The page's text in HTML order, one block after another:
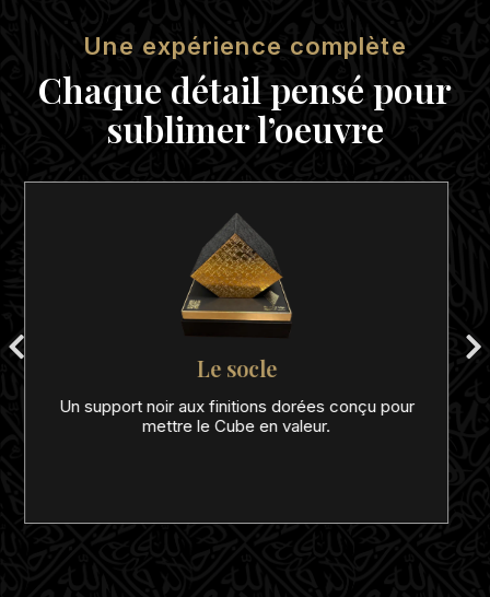
Une expérience complète
Chaque détail pensé pour
sublimer l’oeuvre
Les 99 Noms d’Allah
Une fois ouvert, le Cube révèle les 99 Noms
d’Allah gravés et galvanisés avec de l’Or 24 carats.